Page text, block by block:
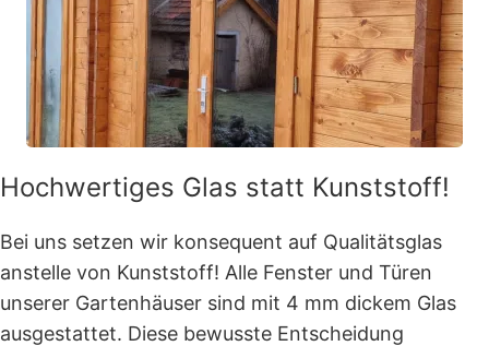
Hochwertiges Glas statt Kunststoff!
Bei uns setzen wir konsequent auf Qualitätsglas
anstelle von Kunststoff! Alle Fenster und Türen
unserer Gartenhäuser sind mit 4 mm dickem Glas
ausgestattet. Diese bewusste Entscheidung